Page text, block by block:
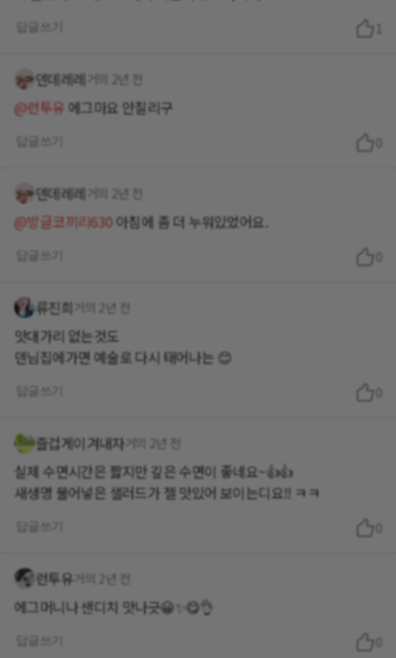
1
덴데레레 거의 2년 전
@런투유 에그마요 안질리구
덴데레레 거의 2년 전
@방글코끼리630아침에 좀 더 누워있었어요.
류진희 거의 2년 전
맛대가리 없는것도
덴님집에가면 예술로 다시 태어나는 😊
즐겁게이겨내자 거의 2년 전
실제 수면시간은 짧지만 깊은 수면이 좋네요~👍👍
새생명 불어넣은 샐러드가 젤 맛있어 보이는디요!! ㅋㅋ
런투유 거의 2년 전
에그머니나 샌디치 맛나긋😀✨️😋👌